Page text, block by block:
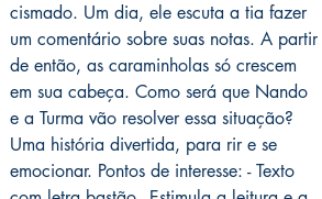
cismado. Um dia, ele escuta a tia fazer
um comentário sobre suas notas. A partir
de então, as caraminholas só crescem
em sua cabeça. Como será que Nando
e a Turma vão resolver essa situação?
Uma história divertida, para rir e se
emocionar. Pontos de interesse: - Texto